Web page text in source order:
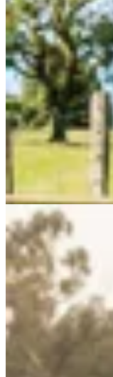
Junco Verde
Sweater The
$ 9.600